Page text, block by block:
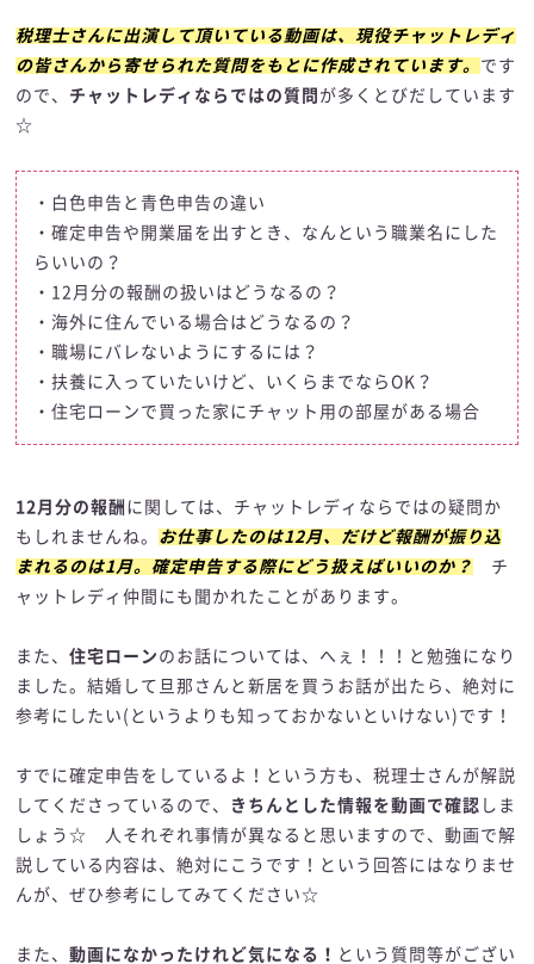
税理士さんに出演して頂いている動画は、現役チャットレディ
の皆さんから寄せられた質問をもとに作成されています。 です
ので、 チャットレディならではの質問 が多くとびだしています
☆
・白色申告と青色申告の違い
・確定申告や開業届を出すとき、なんという職業名にした
らいいの？
・12月分の報酬の扱いはどうなるの？
・海外に住んでいる場合はどうなるの？
・職場にバレないようにするには？
・扶養に入っていたいけど、いくらまでならOK？
・住宅ローンで買った家にチャット用の部屋がある場合
12月分の報酬 に関しては、チャットレディならではの疑問か
もしれませんね。 お仕事したのは12月、だけど報酬が振り込
まれるのは1月。確定申告する際にどう扱えばいいのか？
チ
ャットレディ仲間にも聞かれたことがあります。
また、住宅ローン のお話については、へぇ！！！と勉強になり
ました。結婚して旦那さんと新居を買うお話が出たら、絶対に
参考にしたい(というよりも知っておかないといけない)です！
すでに確定申告をしているよ！という方も、税理士さんが解説
してくださっているので、
きちんとした情報を動画で確認 しま
しょう☆ 人それぞれ事情が異なると思いますので、動画で解
説している内容は、絶対にこうです！という回答にはなりませ
んが、ぜひ参考にしてみてください☆
また、動画になかったけれど気になる！ という質問等がござい